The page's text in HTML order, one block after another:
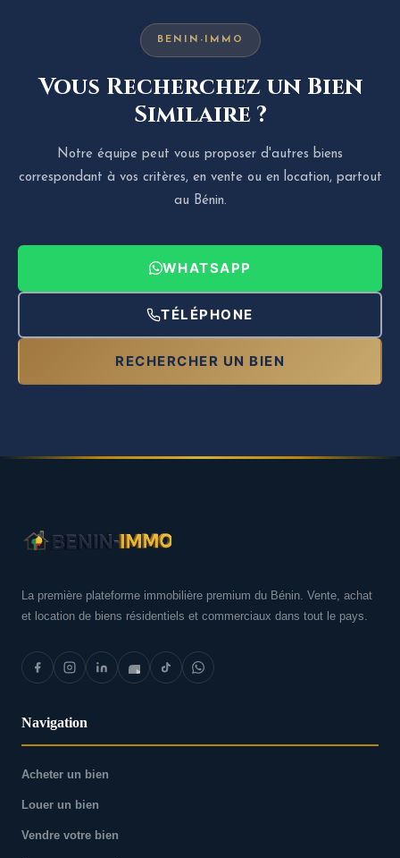
BENIN-IMMO
Vous Recherchez un Bien
Similaire ?
Notre équipe peut vous proposer d'autres biens
correspondant à vos critères, en vente ou en location, partout
au Bénin.
WHATSAPP
TÉLÉPHONE
RECHERCHER UN BIEN
La première plateforme immobilière premium du Bénin. Vente, achat
et location de biens résidentiels et commerciaux dans tout le pays.
Navigation
Acheter un bien
Louer un bien
Vendre votre bien